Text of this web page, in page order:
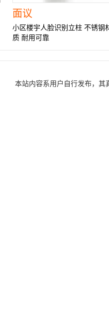
面议
小区楼宇人脸识别立柱 不锈钢
质 耐用可靠
本站内容系用户自行发布，其